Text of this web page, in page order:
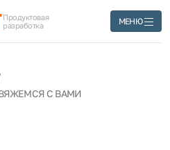
Продуктовая
разработка
МЕНЮ
С ВАМИ